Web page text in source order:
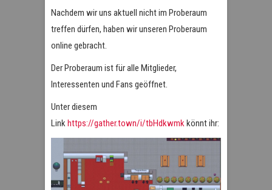
Nachdem wir uns aktuell nicht im Proberaum
treffen dürfen, haben wir unseren Proberaum
online gebracht.
Der Proberaum ist für alle Mitglieder,
Interessenten und Fans geöffnet.
Unter diesem
Link https://gather.town/i/tbHdkwmk könnt ihr: